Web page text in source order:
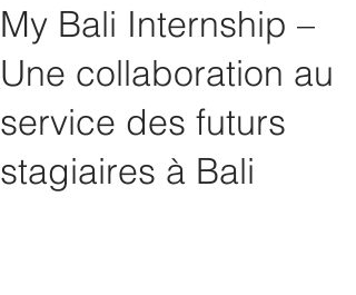
My Bali Internship –
Une collaboration au
service des futurs
stagiaires à Bali